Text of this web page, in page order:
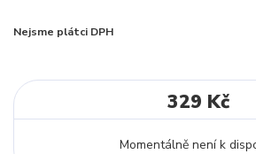
Nejsme plátci DPH
329 Kč
Momentálně není k